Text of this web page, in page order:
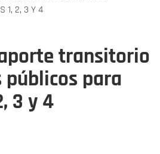
1, 2, 3 Y 4
transitorio
públicos para
3 y 4